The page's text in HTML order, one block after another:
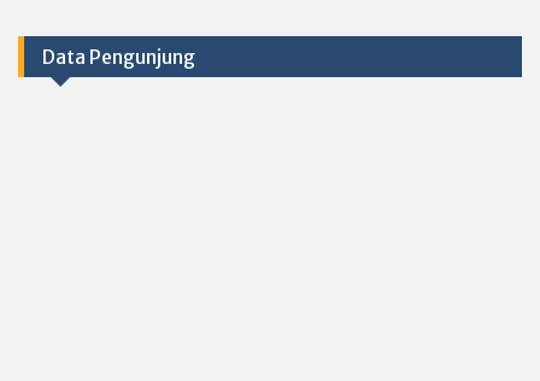
Data Pengunjung